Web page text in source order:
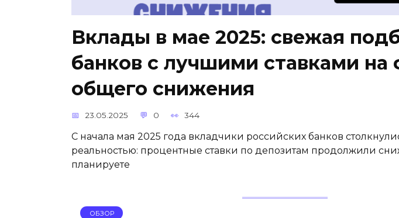
Вклады в мае 2025: свежая
банков с лучшими ставками на
общего снижения
23.05.2025 0 344
С начала мая 2025 года вкладчики российских банков
реальностью: процентные ставки по депозитам продолжили
планируете
ОБЗОР